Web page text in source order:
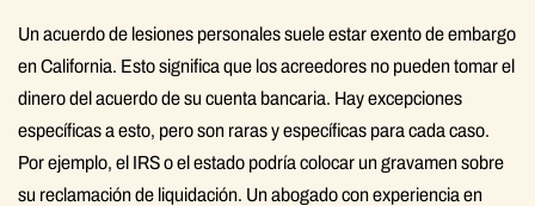
Un acuerdo de lesiones personales suele estar exento de embargo
en California. Esto significa que los acreedores no pueden tomar el
dinero del acuerdo de su cuenta bancaria. Hay excepciones
específicas a esto, pero son raras y específicas para cada caso.
Por ejemplo, el IRS o el estado podría colocar un gravamen sobre
su reclamación de liquidación. Un abogado con experiencia en